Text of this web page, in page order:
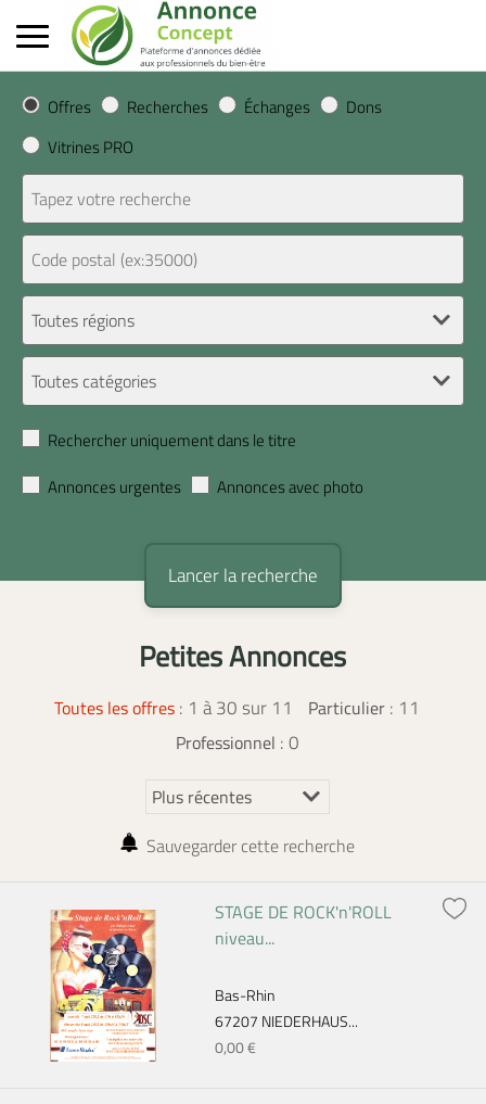
Offres Recherches Échanges
Dons
Vitrines PRO
Rechercher uniquement dans le titre
Annonces urgentes
Annonces avec photo
Petites Annonces
Toutes les offres : 1 à 30 sur 11 Particulier : 11
Professionnel : 0
Sauvegarder cette recherche
STAGE DE ROCK'n'ROLL
niveau...
Bas-Rhin
67207 NIEDERHAUS...
0,00 €